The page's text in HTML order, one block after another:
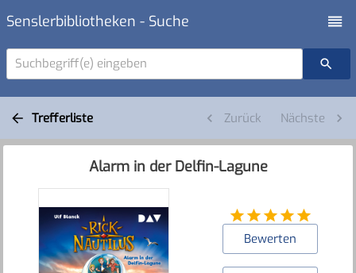
Senslerbibliotheken - Suche
Suchbegriff(e) eingeben
Trefferliste Zurück Nächste
Alarm in der Delfin-Lagune
Bewerten